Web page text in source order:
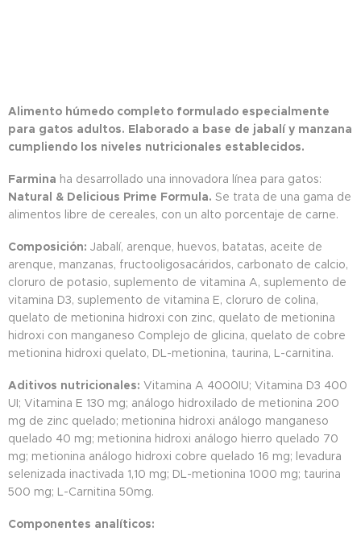
Alimento húmedo completo formulado especialmente
para gatos adultos. Elaborado a base de jabalí y manzana
cumpliendo los niveles nutricionales establecidos.
Farmina ha desarrollado una innovadora línea para gatos:
Natural & Delicious Prime Formula. Se trata de una gama de
alimentos libre de cereales, con un alto porcentaje de carne.
Composición: Jabalí, arenque, huevos, batatas, aceite de
arenque, manzanas, fructooligosacáridos, carbonato de calcio,
cloruro de potasio, suplemento de vitamina A, suplemento de
vitamina D3, suplemento de vitamina E, cloruro de colina,
quelato de metionina hidroxi con zinc, quelato de metionina
hidroxi con manganeso Complejo de glicina, quelato de cobre
metionina hidroxi quelato, DL-metionina, taurina, L-carnitina.
Aditivos nutricionales: Vitamina A 4000IU; Vitamina D3 400
UI; Vitamina E 130 mg; análogo hidroxilado de metionina 200
mg de zinc quelado; metionina hidroxi análogo manganeso
quelado 40 mg; metionina hidroxi análogo hierro quelado 70
mg; metionina análogo hidroxi cobre quelado 16 mg; levadura
selenizada inactivada 1,10 mg; DL-metionina 1000 mg; taurina
500 mg; L-Carnitina 50mg.
Componentes analíticos: